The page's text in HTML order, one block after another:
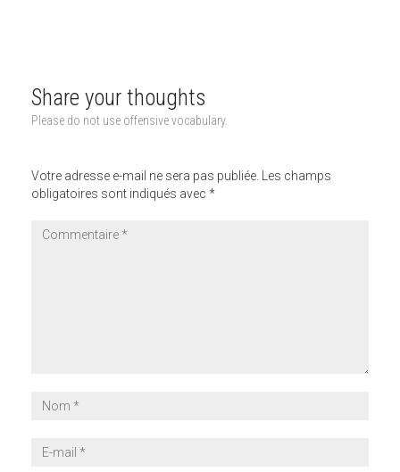
Share your thoughts
Please do not use offensive vocabulary.
Votre adresse e-mail ne sera pas publiée.
Les champs
obligatoires sont indiqués avec *